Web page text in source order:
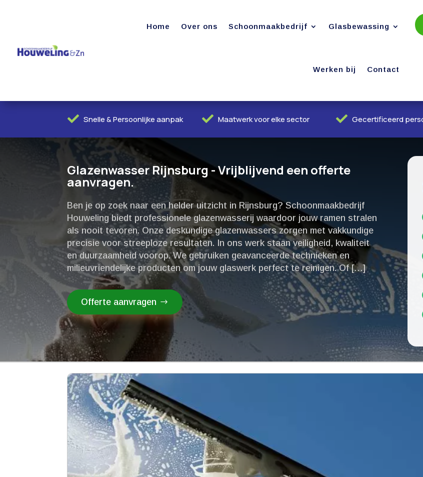
Home Over ons Schoonmaakbedrijf Glasbewassing
Werken bij Contact
 Snelle & Persoonlijke aanpak  Maatwerk voor elke sector  Gecertificeerd
Glazenwasser Rijnsburg - Vrijblijvend een offerte
aanvragen.
Ben je op zoek naar een helder uitzicht in Rijnsburg? Schoonmaakbedrijf
Houweling biedt professionele glazenwasserij waardoor jouw ramen stralen
als nooit tevoren.​ Onze deskundige glazenwassers zorgen met vakkundige
precisie voor streeploze resultaten.​ In ons werk staan veiligheid, kwaliteit
en duurzaamheid voorop.​ We gebruiken geavanceerde technieken en
milieuvriendelijke producten om jouw glaswerk perfect te reinigen.​ Of […]
Offerte aanvragen